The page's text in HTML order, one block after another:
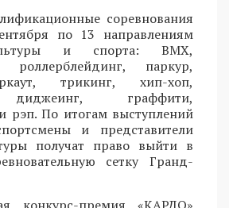
соревнования
по 13 направлениям
и спорта: BMX,
роллерблейдинг, паркур,
трикинг, хип-хоп,
диджеинг, граффити,
рэп. По итогам выступлений
и представители
получат право выйти в
сетку Гранд-